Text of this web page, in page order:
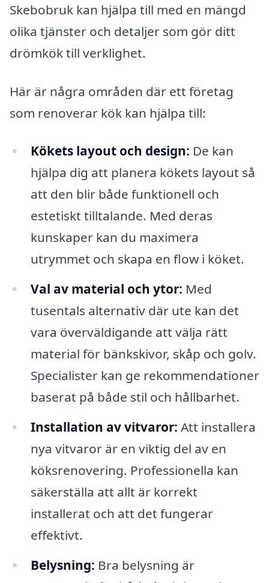
Skebobruk kan hjälpa till med en mängd
olika tjänster och detaljer som gör ditt
drömkök till verklighet.
Här är några områden där ett företag
som renoverar kök kan hjälpa till:
Kökets layout och design: De kan
hjälpa dig att planera kökets layout så
att den blir både funktionell och
estetiskt tilltalande. Med deras
kunskaper kan du maximera
utrymmet och skapa en flow i köket.
Val av material och ytor: Med
tusentals alternativ där ute kan det
vara överväldigande att välja rätt
material för bänkskivor, skåp och golv.
Specialister kan ge rekommendationer
baserat på både stil och hållbarhet.
Installation av vitvaror: Att installera
nya vitvaror är en viktig del av en
köksrenovering. Professionella kan
säkerställa att allt är korrekt
installerat och att det fungerar
effektivt.
Belysning: Bra belysning är